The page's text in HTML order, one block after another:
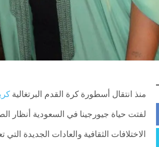
منذ انتقال أسطورة كرة القدم البرتغالية
لفتت حياة جيورجينا في السعودية أنظار
الاختلافات الثقافية والعادات الجديدة